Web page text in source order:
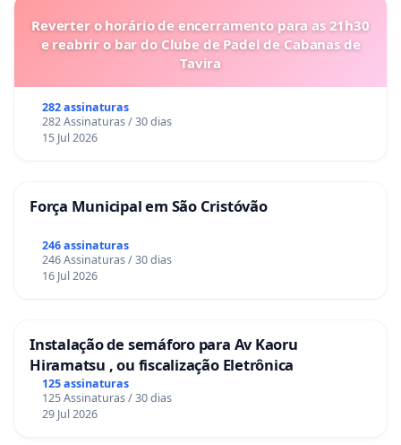
Reverter o horário de encerramento para as 21h30
e reabrir o bar do Clube de Padel de Cabanas de
Tavira
282 assinaturas
282 Assinaturas / 30 dias
15 Jul 2026
Força Municipal em São Cristóvão
246 assinaturas
246 Assinaturas / 30 dias
16 Jul 2026
Instalação de semáforo para Av Kaoru
Hiramatsu , ou fiscalização Eletrônica
125 assinaturas
125 Assinaturas / 30 dias
29 Jul 2026